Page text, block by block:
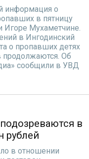
информация о
в пятницу
Игоре Мухаметчине.
в Ингодинский
о пропавших детях
продолжаются. Об
сообщили в УВД
в
рублей
в отношении